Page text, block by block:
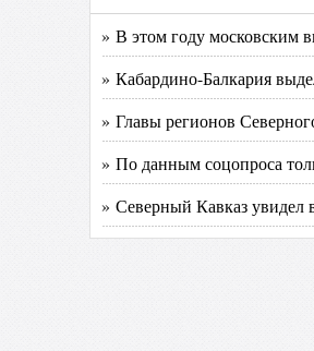
» В этом году московским
» Кабардино-Балкария
» Главы регионов
» По данным соцопроса
» Северный Кавказ увидел